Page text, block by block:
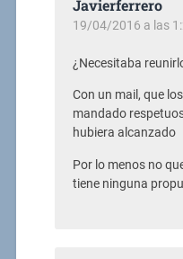
Javierferrero
19/04/2016 a las
¿Necesitaba
Con un mail, que
mandado
hubiera alcanzado
Por lo menos no
tiene ninguna